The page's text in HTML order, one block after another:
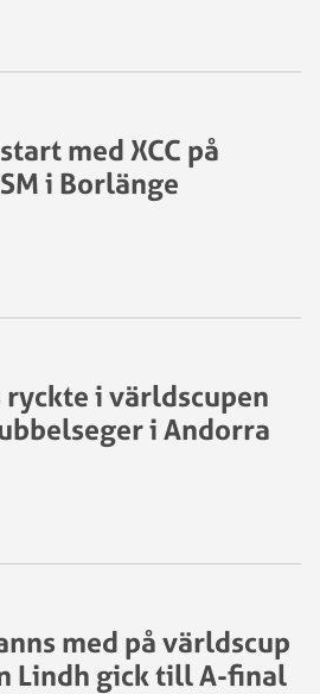
med XCC på
i Borlänge
ryckte i världscupen
i Andorra
med på världscup
Lindh gick till A-final